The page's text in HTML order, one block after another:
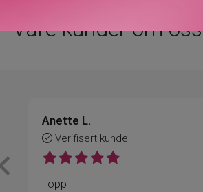
Våre kunder om oss
Anette L.
Verifisert kunde
Topp